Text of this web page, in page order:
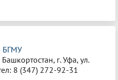
БГМУ
г. Уфа, ул.
8 (347) 272-92-31